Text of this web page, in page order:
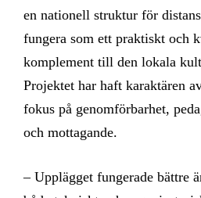
en nationell struktur för
fungera som ett praktiskt och
komplement till den lokala
Projektet har haft karaktären
fokus på genomförbarhet,
och mottagande.
– Upplägget fungerade bättre